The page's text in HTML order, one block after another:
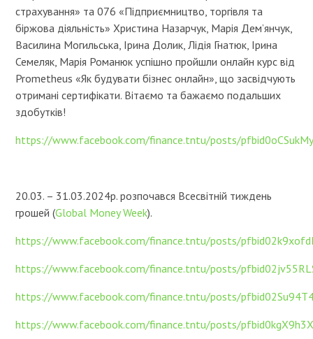
страхування» та 076 «Підприємництво, торгівля та
біржова діяльність» Христина Назарчук, Марія Дем’янчук,
Василина Могильська, Ірина Долик, Лідія Гнатюк, Ірина
Семеляк, Марія Романюк успішно пройшли онлайн курс від
Prometheus «Як будувати бізнес онлайн», що засвідчують
отримані cертифікати. Вітаємо та бажаємо подальших
здобутків!
https://www.facebook.com/finance.tntu/posts/
20.03. – 31.03.2024р. розпочався Всесвітній тиждень
грошей (Global Money Week).
https://www.facebook.com/finance.tntu/posts/
https://www.facebook.com/finance.tntu/posts/
https://www.facebook.com/finance.tntu/posts/
https://www.facebook.com/finance.tntu/posts/